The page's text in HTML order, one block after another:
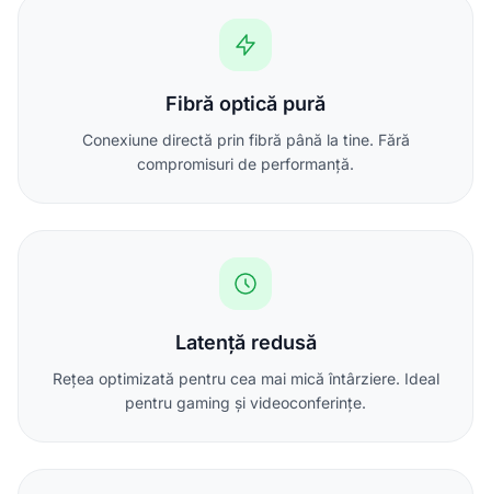
Fibră optică pură
Conexiune directă prin fibră până la tine. Fără
compromisuri de performanță.
Latență redusă
Rețea optimizată pentru cea mai mică întârziere. Ideal
pentru gaming și videoconferințe.